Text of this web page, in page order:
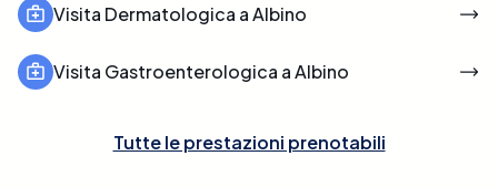
Visita Dermatologica a Albino
Visita Gastroenterologica a Albino
Tutte le prestazioni prenotabili